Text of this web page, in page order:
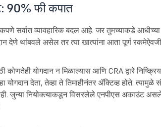
90% फी कपात
सर्वात व्यावहारिक बदल आहे. जर तुमच्याकडे
देणे थांबवले असेल तर त्या खात्यांना आता पूर्ण
कोणतेही योगदान न मिळाल्यास आणि CRA द्वारे
योगदान देता, तेव्हा ते तिमाहीनंतर ॲक्टिव्ह होते.
जुन्या नियोक्त्याकडून विसरलेले एनपीएस अकाउंट